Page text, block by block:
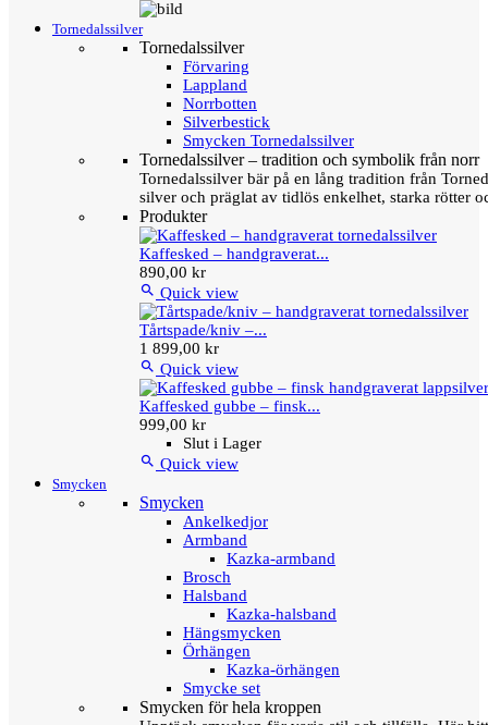
Tornedalssilver
Tornedalssilver
Förvaring
Lappland
Norrbotten
Silverbestick
Smycken Tornedalssilver
Tornedalssilver – tradition och symbolik från norr
Tornedalssilver bär på en lång tradition från
silver och präglat av tidlös enkelhet, starka rötter
Produkter
Kaffesked – handgraverat...
890,00 kr
 Quick view
Tårtspade/kniv –...
1 899,00 kr
 Quick view
Kaffesked gubbe – finsk...
999,00 kr
Slut i Lager
 Quick view
Smycken
Smycken
Ankelkedjor
Armband
Kazka-armband
Brosch
Halsband
Kazka-halsband
Hängsmycken
Örhängen
Kazka-örhängen
Smycke set
Smycken för hela kroppen